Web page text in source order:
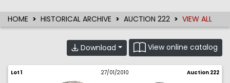
HOME HISTORICAL ARCHIVE AUCTION 222 VIEW ALL
Download View online catalog
Lot 1 27/01/2010 Auction 222